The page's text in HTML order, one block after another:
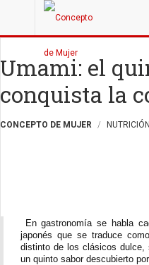
Umami: el
conquista la
CONCEPTO DE MUJER NUTRICIÓN
En gastronomía se habla
japonés que se traduce
distinto de los clásicos
un quinto sabor descubierto